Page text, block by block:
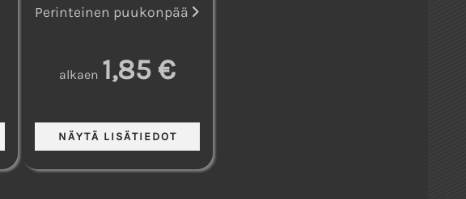
Perinteinen puukonpää
alkaen 1,85 €